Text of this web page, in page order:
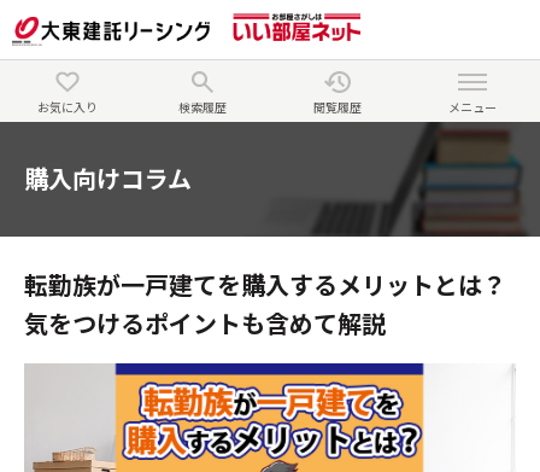
お気に入り 検索履歴 閲覧履歴 メニュー
購入向けコラム
転勤族が一戸建てを購入するメリットとは？
気をつけるポイントも含めて解説